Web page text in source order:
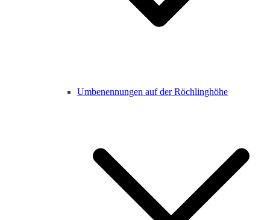
Umbenennungen auf der Röchlinghöhe